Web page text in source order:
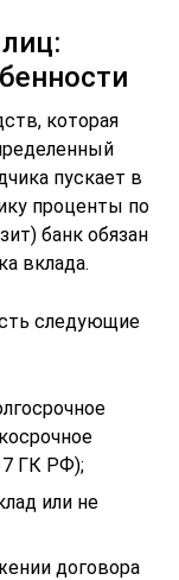
которая
пускает в
проценты по
банк обязан
вклада.
следующие
ГК РФ);
или не
договора